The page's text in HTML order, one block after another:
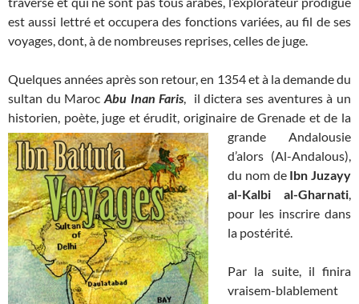
est aussi lettré et occupera des fonctions variées, au fil de ses
voyages, dont, à de nombreuses reprises, celles de juge.
Quelques années après son retour, en 1354 et à la demande du
sultan du Maroc Abu Inan Faris, il dictera ses aventures à un
historien, poète, juge et érudit, originaire de Grenade et de la
grande Andalousie
d’alors (Al-Andalous),
du nom de Ibn Juzayy
al-Kalbi al-Gharnati,
pour les inscrire dans
la postérité.
Par la suite, il finira
vraisem-blablement